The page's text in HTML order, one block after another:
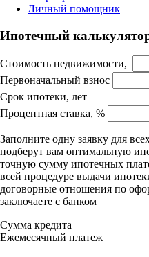
Личный помощник
Ипотечный
Стоимость недвижимости,
Первоначальный взнос
Срок ипотеки, лет
Процентная ставка, %
Заполните одну заявку для
подберут вам оптимальную
точную сумму ипотечных
всей процедуре выдачи
договорные отношения по
заключаете с банком
Сумма кредита
Ежемесячный платеж